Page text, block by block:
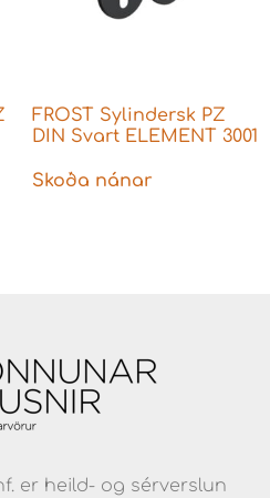
FROST Sylindersk PZ
DIN Svart ELEMENT 3001
Skoða nánar
er heild- og sérverslun